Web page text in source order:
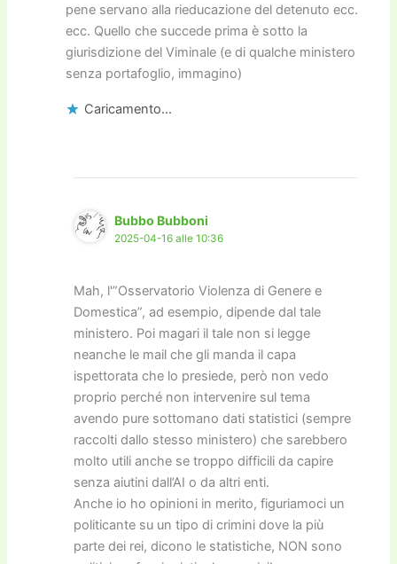
pene servano alla rieducazione del detenuto ecc.
ecc. Quello che succede prima è sotto la
giurisdizione del Viminale (e di qualche ministero
senza portafoglio, immagino)
Caricamento...
Bubbo Bubboni
2025-04-16 alle 10:36
Mah, l'”Osservatorio Violenza di Genere e
Domestica”, ad esempio, dipende dal tale
ministero. Poi magari il tale non si legge
neanche le mail che gli manda il capa
ispettorata che lo presiede, però non vedo
proprio perché non intervenire sul tema
avendo pure sottomano dati statistici (sempre
raccolti dallo stesso ministero) che sarebbero
molto utili anche se troppo difficili da capire
senza aiutini dall’AI o da altri enti.
Anche io ho opinioni in merito, figuriamoci un
politicante su un tipo di crimini dove la più
parte dei rei, dicono le statistiche, NON sono